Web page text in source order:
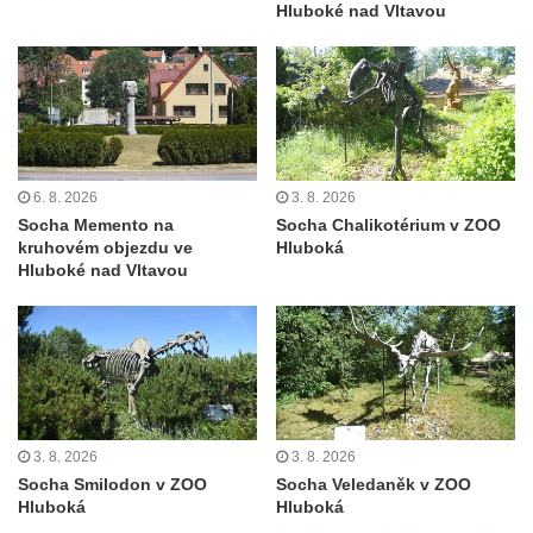
Socha Faun s medvíďaty v ZOO Dresden
Socha divokého prasete před vstupem do
ZOO Dresden
Socha světce severně od Lužce nad
Vltavou
Pamětní kámen revitalizace Vltavy Vraňany
– Hořín u Lužce nad Vltavou
Strom svobody a památník 100 let republiky
Boží muka v parku před domem čp. 17 v
Hrobčicích
Sochy „Klaun a dívenka“ v parku v centru
Hrobčic
Socha svatého Antonína poustevníka v
Mirošovicích
Hluboké nad Vltavou
6. 8. 2026
Socha Memento na
kruhovém objezdu ve
Hluboké nad Vltavou
3. 8. 2026
Socha Chalikotérium v ZOO
Hluboká
3. 8. 2026
Socha Smilodon v ZOO
Hluboká
3. 8. 2026
Socha Veledaněk v ZOO
Hluboká